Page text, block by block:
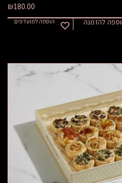
₪180.00
הוספה למועדפים להזמנה